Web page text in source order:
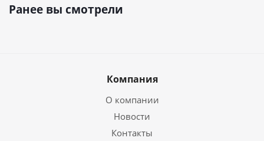
Ранее вы смотрели
Компания
О компании
Новости
Контакты